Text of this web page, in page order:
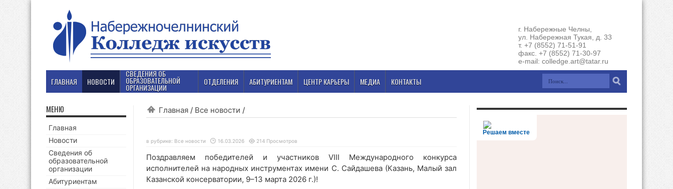
г. Набережные Челны,
ул. Набережная Тукая, д. 33
т. +7 (8552) 71-51-91
факс. +7 (8552) 71-30-97
e-mail: colledge.art@tatar.ru
ГЛАВНАЯ НОВОСТИ
СВЕДЕНИЯ ОБ
ОБРАЗОВАТЕЛЬНОЙ
ОРГАНИЗАЦИИ
ОТДЕЛЕНИЯ АБИТУРИЕНТАМ ЦЕНТР КАРЬЕРЫ МЕДИА КОНТАКТЫ
Главная / Все новости /
в рубрике: Все новости 16.03.2026 214 Просмотров
Поздравляем победителей и участников VIII Международного конкурса
исполнителей на народных инструментах имени С. Сайдашева (Казань, Малый зал
Казанской консерватории, 9–13 марта 2026 г.)!
МЕНЮ
Главная
Новости
Сведения об
образовательной
организации
Абитуриентам
Решаем вместе